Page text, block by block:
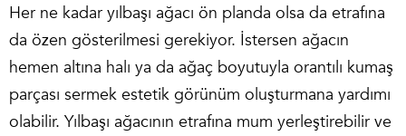
Her ne kadar yılbaşı ağacı ön planda olsa da etrafına
da özen gösterilmesi gerekiyor. İstersen ağacın
hemen altına halı ya da ağaç boyutuyla orantılı kumaş
parçası sermek estetik görünüm oluşturmana yardımı
olabilir. Yılbaşı ağacının etrafına mum yerleştirebilir ve